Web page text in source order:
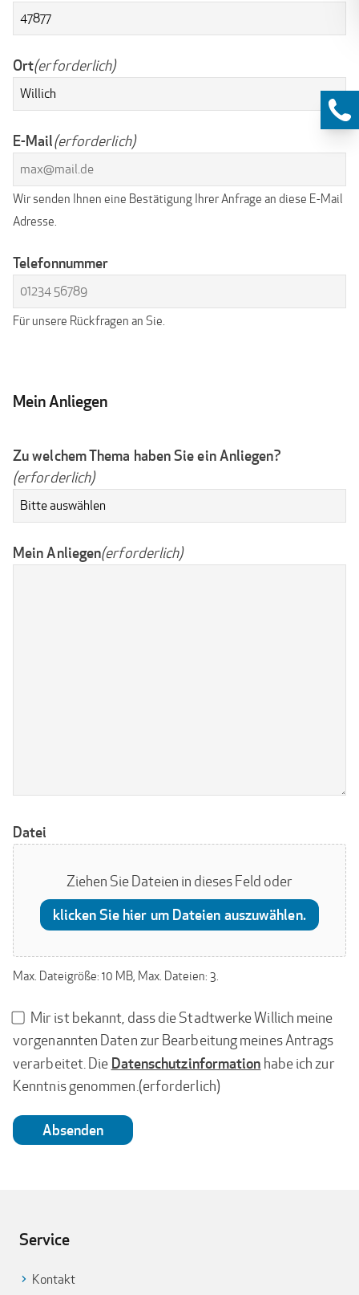
Ort(erforderlich)
E-Mail(erforderlich)
Wir senden Ihnen eine Bestätigung Ihrer Anfrage an diese E-Mail
Adresse.
Telefonnummer
Für unsere Rückfragen an Sie.
Mein Anliegen
Zu welchem Thema haben Sie ein Anliegen?
(erforderlich)
Mein Anliegen(erforderlich)
Datei
Ziehen Sie Dateien in dieses Feld oder
klicken Sie hier um Dateien auszuwählen.
Max. Dateigröße: 10 MB, Max. Dateien: 3.
Bestätigung
Datenschutz
(erforderlich)
Mir ist bekannt, dass die Stadtwerke Willich meine
vorgenannten Daten zur Bearbeitung meines Antrags
verarbeitet. Die Datenschutzinformation habe ich zur
Kenntnis genommen.(erforderlich)
Service
Kontakt